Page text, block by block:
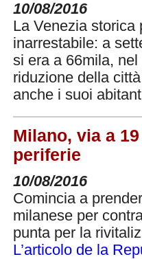
10/08/2016
La Venezia storica
inarrestabile: a
si era a 66mila,
riduzione della
anche i suoi
Milano, via a
periferie
10/08/2016
Comincia a
milanese per
punta per la
L’articolo de la